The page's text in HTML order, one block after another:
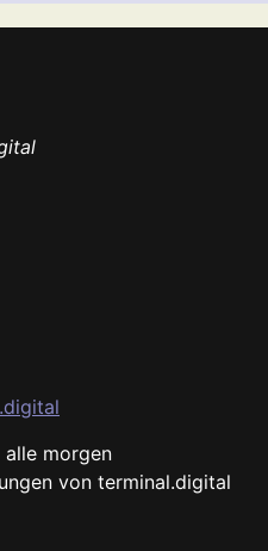
morgen
von terminal.digital